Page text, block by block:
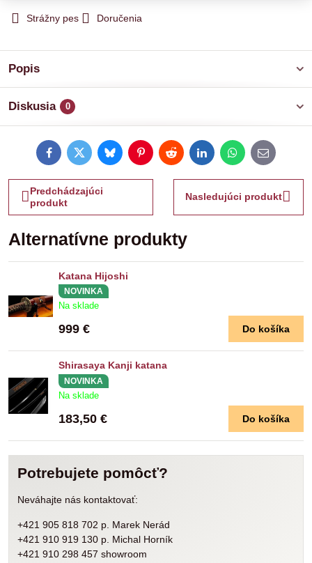
Strážny pes Doručenia
Popis
Diskusia 0
FacebookTwitterBlueskyPinterestRedditLinkedInWhatsApp
E-
mail
Predchádzajúci
produkt
Nasledujúci produkt
Alternatívne produkty
Katana Hijoshi
NOVINKA
Na sklade
999 € Do košíka
Shirasaya Kanji katana
NOVINKA
Na sklade
183,50 € Do košíka
Potrebujete pomôcť?
Neváhajte nás kontaktovať:
+421 905 818 702 p. Marek Nerád
+421 910 919 130 p. Michal Horník
+421 910 298 457 showroom